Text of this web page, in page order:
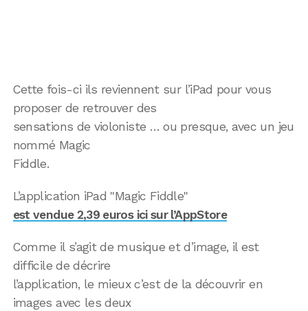
Cette fois-ci ils reviennent sur l’iPad pour vous
proposer de retrouver des
sensations de violoniste … ou presque, avec un jeu
nommé Magic
Fiddle.
L’application iPad "Magic Fiddle"
est vendue 2,39 euros ici sur l’AppStore
Comme il s’agit de musique et d’image, il est
difficile de décrire
l’application, le mieux c’est de la découvrir en
images avec les deux